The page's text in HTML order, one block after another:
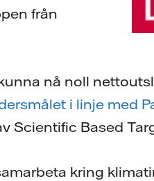
från
nå noll
i linje med
Scientific Based
kring